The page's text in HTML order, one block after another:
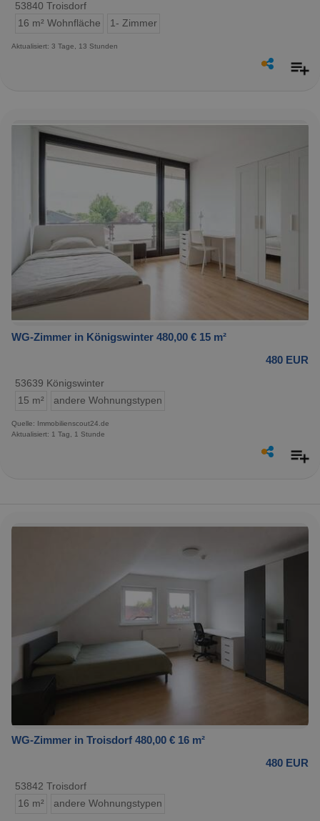
53840 Troisdorf
16 m² Wohnfläche
1- Zimmer
Aktualisiert: 3 Tage, 13 Stunden
WG-Zimmer in Königswinter 480,00 € 15 m²
480 EUR
53639 Königswinter
15 m²
andere Wohnungstypen
Quelle: Immobilienscout24.de
Aktualisiert: 1 Tag, 1 Stunde
WG-Zimmer in Troisdorf 480,00 € 16 m²
480 EUR
53842 Troisdorf
16 m²
andere Wohnungstypen